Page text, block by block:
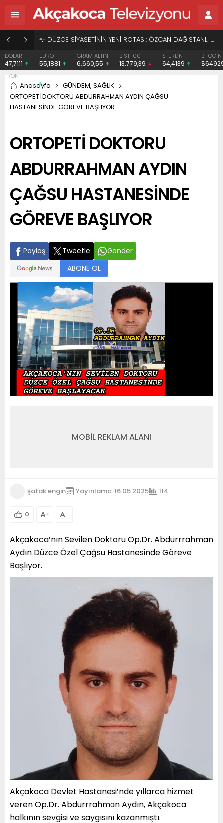
BAŞHEKİME “SONAY” DEMEK SUÇ DUYURUSU OLDU
EURO
55,1881
GRAM ALTIN
6.660,55
BIST 100
13.779,39
STERLİN
64,4139
BITCOIN
$64929
Anasayfa GÜNDEM, SAĞLIK
ORTOPETİ DOKTORU ABDURRAHMAN AYDIN ÇAĞSU
HASTANESİNDE GÖREVE BAŞLIYOR
ORTOPETİ DOKTORU
ABDURRAHMAN AYDIN
ÇAĞSU HASTANESİNDE
GÖREVE BAŞLIYOR
Paylaş Tweetle
Gönder
ABONE OL
MOBİL REKLAM ALANI
şafak engin Yayınlama: 16.05.2025 114
0 A+ A-
Akçakoca’nın Sevilen Doktoru Op.Dr. Abdurrrahman
Aydın Düzce Özel Çağsu Hastanesinde Göreve
Başlıyor.
Akçakoca Devlet Hastanesi’nde yıllarca hizmet
veren Op.Dr. Abdurrrahman Aydın, Akçakoca
halkının sevgisi ve saygısını kazanmıştı.